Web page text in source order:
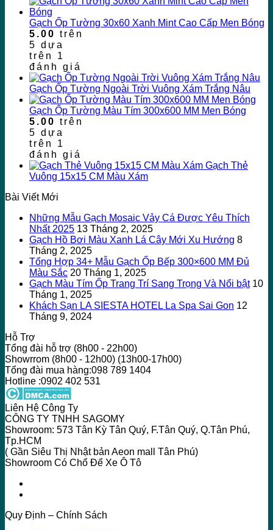
Gạch Ốp Tường 30x60 Xanh Mint Cao Cấp Men Bóng
5.00 trên
5 dựa
trên 1
đánh giá
Gạch Ốp Tường Ngoài Trời Vuông Xám Trắng Nâu
Gạch Ốp Tường Màu Tím 300x600 MM Men Bóng
5.00 trên
5 dựa
trên 1
đánh giá
Gạch Thẻ
Vuông 15x15 CM Màu Xám
Bài Viết Mới
Những Mẫu Gạch Mosaic Vảy Cá Được Yêu Thích
Nhất 2025 13 Tháng 2, 2025
Gạch Hồ Bơi Màu Xanh Lá Cây Mới Xu Hướng 8
Tháng 2, 2025
Tổng Hợp 34+ Mẫu Gạch Ốp Bếp 300×600 MM Đủ
Màu Sắc 20 Tháng 1, 2025
Gạch Màu Tím Ốp Trang Trí Sang Trọng Và Nổi bật 10
Tháng 1, 2025
Khách Sạn LA SIESTA HOTEL La Spa Sai Gon 12
Tháng 9, 2024
Hỗ Trợ
Tổng đài hỗ trợ (8h00 - 22h00)
Showrrom (8h00 - 12h00) (13h00-17h00)
Tổng đài mua hàng:098 789 1404
Hotline :0902 402 531
Liên Hệ Công Ty
CÔNG TY TNHH SAGOMY
Showroom: 573 Tân Kỳ Tân Quý, F.Tân Quý, Q.Tân Phú,
Tp.HCM
( Gần Siêu Thị Nhật bản Aeon mall Tân Phú)
Showroom Có Chổ Để Xe Ô Tô
Quy Định – Chính Sách